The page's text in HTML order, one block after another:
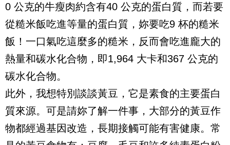
0 公克的牛瘦肉約含有40 公克的蛋白質，而若要
從糙米飯吃進等量的蛋白質，妳要吃9 杯的糙米
飯！一口氣吃這麼多的糙米，反而會吃進龐大的
熱量和碳水化合物，即1,964 大卡和367 公克的
碳水化合物。
此外，我想特別談談黃豆，它是素食的主要蛋白
質來源。可是請妳了解一件事，大部分的黃豆作
物都經過基因改造，長期接觸可能有害健康。常